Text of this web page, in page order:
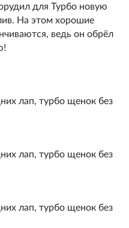
для Турбо новую
На этом хорошие
ведь он обрёл